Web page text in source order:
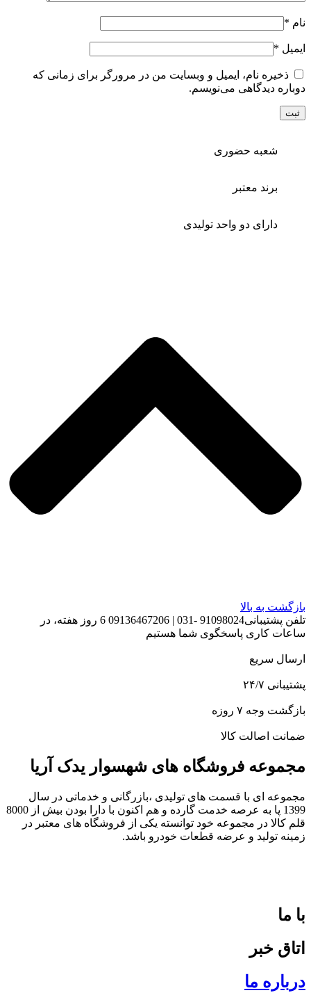
نام *
ایمیل *
ذخیره نام، ایمیل و وبسایت من در مرورگر برای زمانی که
دوباره دیدگاهی می‌نویسم.
شعبه حضوری
برند معتبر
دارای دو واحد تولیدی
بازگشت به بالا
تلفن پشتیبانی91098024 -031 | 09136467206 6 روز هفته، در
ساعات کاری پاسخگوی شما هستیم
ارسال سریع
پشتیبانی ۲۴/۷
بازگشت وجه ۷ روزه
ضمانت اصالت کالا
مجموعه فروشگاه های شهسوار یدک آریا
مجموعه ای با قسمت های تولیدی ،بازرگانی و خدماتی در سال
1399 پا به عرصه خدمت گارده و هم اکنون با دارا بودن بیش از 8000
قلم کالا در مجموعه خود توانسته یکی از فروشگاه های معتبر در
زمینه تولید و عرضه قطعات خودرو باشد.
با ما
اتاق خبر
درباره ما